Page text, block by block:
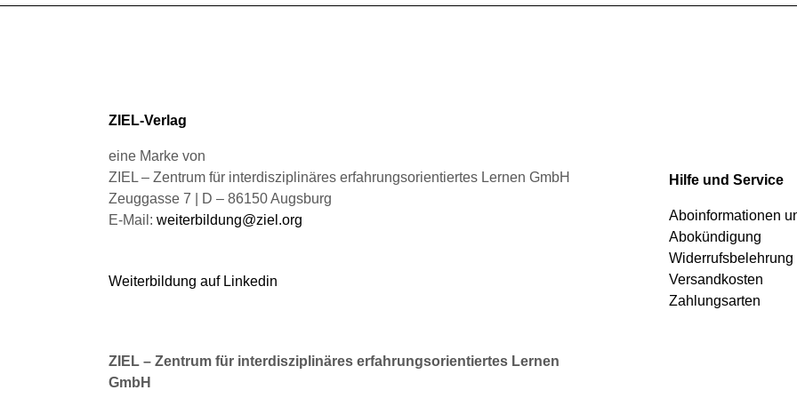
auf.
Produktseite
werden
auf.
auf.
ZIEL-Verlag
eine Marke von
ZIEL – Zentrum für interdisziplinäres erfahrungsorientiertes Lernen GmbH
Zeuggasse 7 | D – 86150 Augsburg
E-Mail: weiterbildung@ziel.org
Weiterbildung auf Linkedin
ZIEL – Zentrum für interdisziplinäres erfahrungsorientiertes Lernen
GmbH
Hilfe und Service
Aboinformationen
Abokündigung
Widerrufsbelehrung
Versandkosten
Zahlungsarten